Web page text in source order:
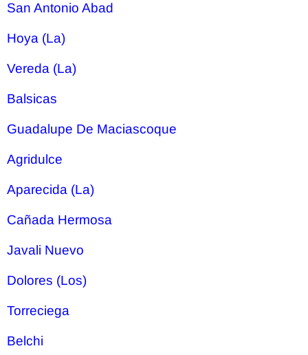
San Antonio Abad
Hoya (La)
Vereda (La)
Balsicas
Guadalupe De Maciascoque
Agridulce
Aparecida (La)
Cañada Hermosa
Javali Nuevo
Dolores (Los)
Torreciega
Belchi